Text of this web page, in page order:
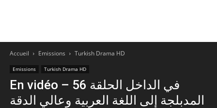
Accueil Emissions Turkish Drama HD
Emissions Turkish Drama HD
En vidéo – في الداخل الحلقة 56
المدبلجة إلى اللغة العربية وعالي الدقة